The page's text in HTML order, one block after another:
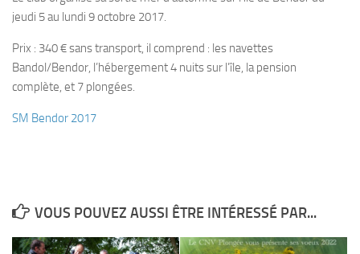
Documents utiles
Encadrement
Historique
Plongeur N1
Plongeur N2
jeudi 5 au lundi 9 octobre 2017.
Prix : 340 € sans transport, il comprend : les navettes
Bandol/Bendor, l’hébergement 4 nuits sur l’île, la pension
complète, et 7 plongées.
SM Bendor 2017
VOUS POUVEZ AUSSI ÊTRE INTÉRESSÉ PAR...